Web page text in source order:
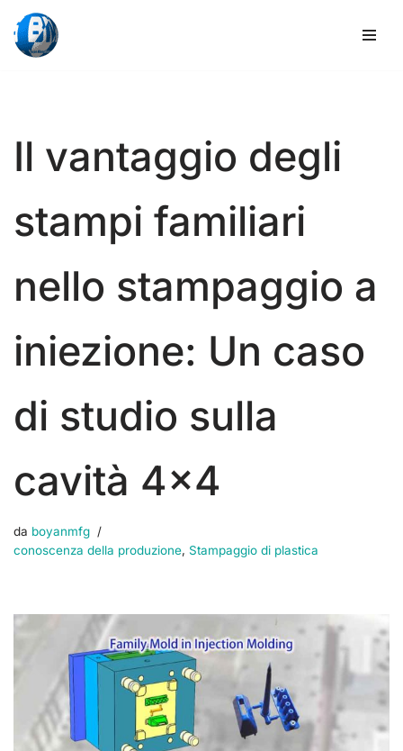
Vai
Il vantaggio degli
stampi familiari
nello stampaggio a
iniezione: Un caso
di studio sulla
cavità 4×4
da boyanmfg
conoscenza della produzione, Stampaggio di plastica